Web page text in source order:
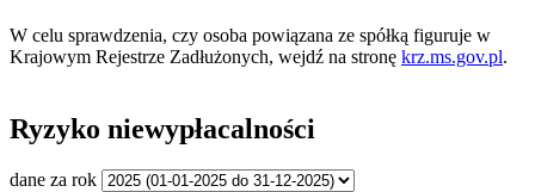
W celu sprawdzenia, czy osoba powiązana ze spółką figuruje w
Krajowym Rejestrze Zadłużonych, wejdź na stronę krz.ms.gov.pl.
Ryzyko niewypłacalności
dane za rok